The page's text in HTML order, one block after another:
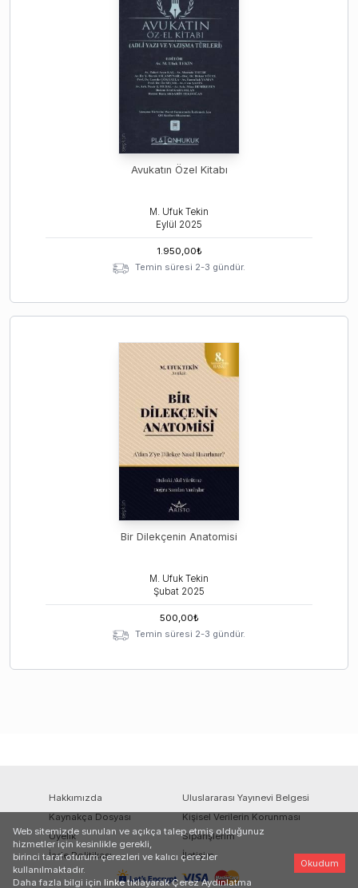
Avukatın Özel Kitabı
M. Ufuk Tekin
Eylül 2025
1.950,00₺
Temin süresi 2-3 gündür.
Bir Dilekçenin Anatomisi
M. Ufuk Tekin
Şubat 2025
500,00₺
Temin süresi 2-3 gündür.
Hakkımızda
Uluslararası Yayınevi Belgesi
Kaynakça Dosyası
Kişisel Verilerin Korunması
Üyelik
Siparişlerim
İade Politikası
İletişim
Web sitemizde sunulan ve açıkça talep etmiş olduğunuz
hizmetler için kesinlikle gerekli,
birinci taraf oturum çerezleri ve kalıcı çerezler
kullanılmaktadır.
Daha fazla bilgi için linke tıklayarak Çerez Aydınlatma
Okudum